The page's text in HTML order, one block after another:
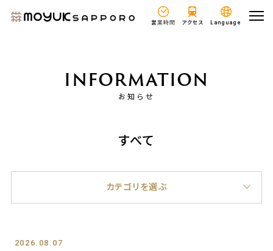
営業時間 アクセス Language
INFORMATION
お知らせ
すべて
2026.08.07
カテゴリを選ぶ